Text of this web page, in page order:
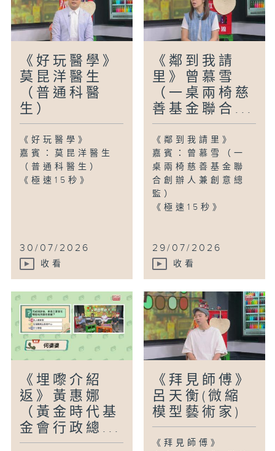
《好玩醫學》
莫昆洋醫生
（普通科醫
生）
《好玩醫學》
嘉賓：莫昆洋醫生
（普通科醫生）
《極速15秒》
30/07/2026
收看
《鄰到我請
里》曾慕雪
（一桌兩椅慈
善基金聯合...
《鄰到我請里》
嘉賓：曾慕雪（一
桌兩椅慈善基金聯
合創辦人兼創意總
監）
《極速15秒》
29/07/2026
收看
《埋嚟介紹
返》黃惠娜
（黃金時代基
金會行政總...
《拜見師傅》
呂天衡(微縮
模型藝術家)
《拜見師傅》